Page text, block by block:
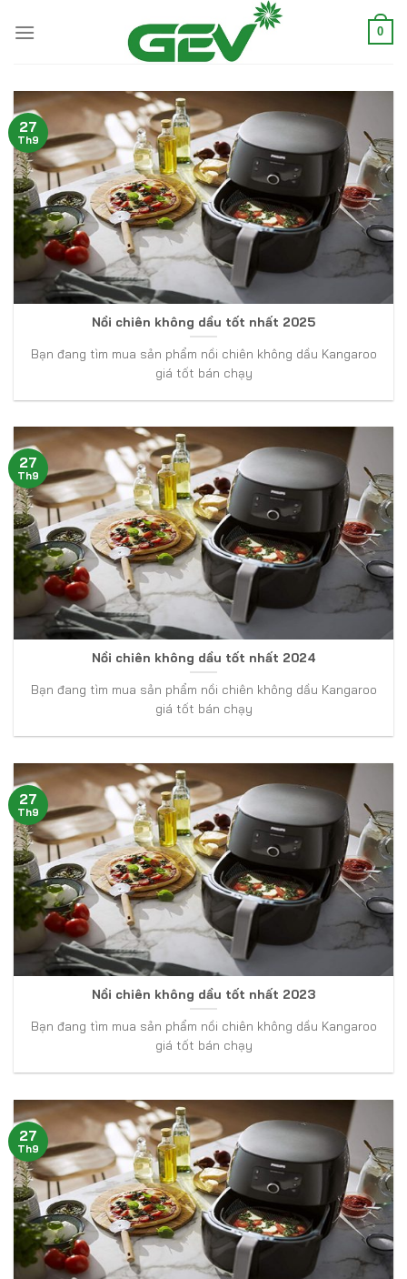
0
Nồi chiên không dầu tốt nhất 2025
Bạn đang tìm mua sản phẩm nồi chiên không dầu Kangaroo
giá tốt bán chạy
27
Th9
Nồi chiên không dầu tốt nhất 2024
Bạn đang tìm mua sản phẩm nồi chiên không dầu Kangaroo
giá tốt bán chạy
27
Th9
Nồi chiên không dầu tốt nhất 2023
Bạn đang tìm mua sản phẩm nồi chiên không dầu Kangaroo
giá tốt bán chạy
27
Th9
27
Th9